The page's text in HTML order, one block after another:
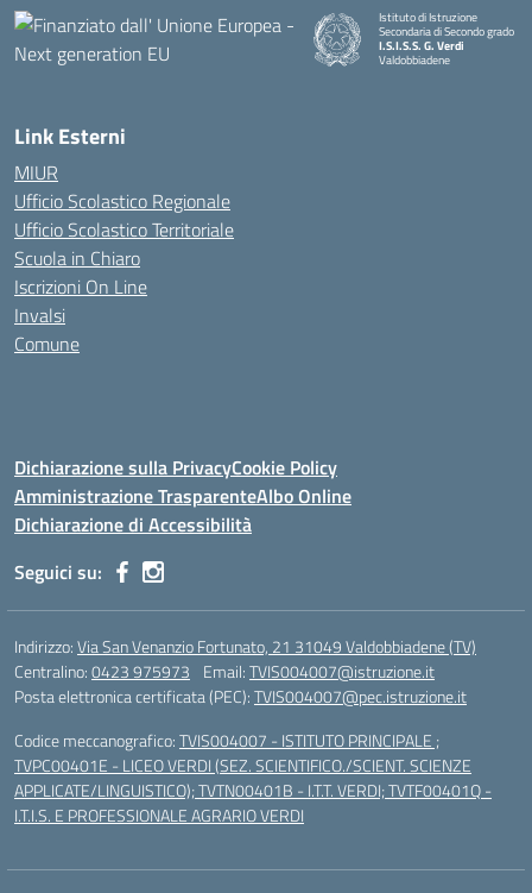
Istituto di Istruzione
Secondaria di Secondo grado
I.S.I.S.S. G. Verdi
Valdobbiadene
Link Esterni
MIUR
Ufficio Scolastico Regionale
Ufficio Scolastico Territoriale
Scuola in Chiaro
Iscrizioni On Line
Invalsi
Comune
Dichiarazione sulla PrivacyCookie Policy
Amministrazione TrasparenteAlbo Online
Dichiarazione di Accessibilità
Seguici su:
Indirizzo:Via San Venanzio Fortunato, 21 31049 Valdobbiadene (TV)
Centralino:0423 975973 Email:TVIS004007@istruzione.it
Posta elettronica certificata (PEC):TVIS004007@pec.istruzione.it
Codice meccanografico:TVIS004007 - ISTITUTO PRINCIPALE ;
TVPC00401E - LICEO VERDI (SEZ. SCIENTIFICO./SCIENT. SCIENZE
APPLICATE/LINGUISTICO); TVTN00401B - I.T.T. VERDI; TVTF00401Q -
I.T.I.S. E PROFESSIONALE AGRARIO VERDI